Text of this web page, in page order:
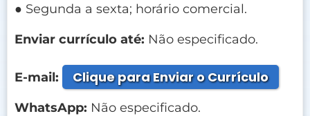
● Segunda a sexta; horário comercial.
Enviar currículo até: Não especificado.
E-mail: Clique para Enviar o Currículo
WhatsApp: Não especificado.